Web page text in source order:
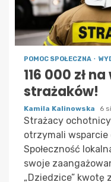
POMOC SPOŁECZNA
116 000 zł
strażaków!
Kamila Kalinowska 6
Strażacy
otrzymali wsparcie
Społeczność
swoje
„Dziedzice” kwotę